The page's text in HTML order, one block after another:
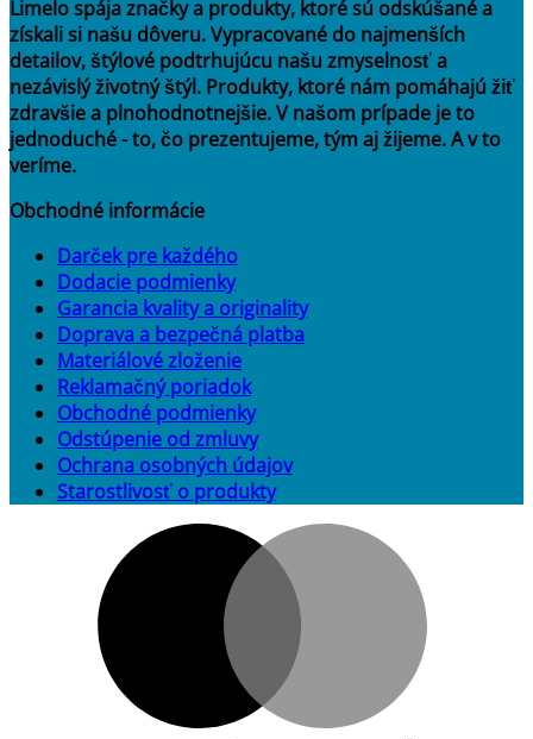
Limelo spája značky a produkty, ktoré sú odskúšané a
získali si našu dôveru. Vypracované do najmenších
detailov, štýlové podtrhujúcu našu zmyselnosť a
nezávislý životný štýl. Produkty, ktoré nám pomáhajú žiť
zdravšie a plnohodnotnejšie. V našom prípade je to
jednoduché - to, čo prezentujeme, tým aj žijeme. A v to
veríme.
Obchodné informácie
Darček pre každého
Dodacie podmienky
Garancia kvality a originality
Doprava a bezpečná platba
Materiálové zloženie
Reklamačný poriadok
Obchodné podmienky
Odstúpenie od zmluvy
Ochrana osobných údajov
Starostlivosť o produkty